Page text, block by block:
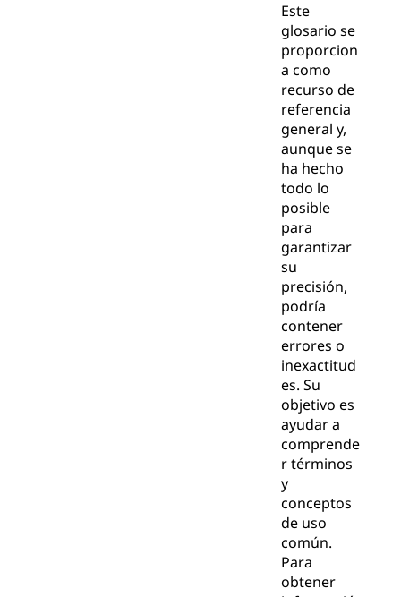
Este
glosario se
proporcion
a como
recurso de
referencia
general y,
aunque se
ha hecho
todo lo
posible
para
garantizar
su
precisión,
podría
contener
errores o
inexactitud
es. Su
objetivo es
ayudar a
comprende
r términos
y
conceptos
de uso
común.
Para
obtener